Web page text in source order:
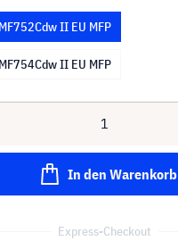
II EU MFP
II EU MFP
In den Warenkorb
Express-Checkout